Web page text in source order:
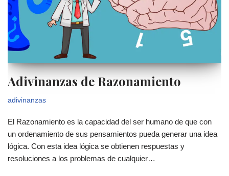
Adivinanzas de Razonamiento
adivinanzas
El Razonamiento es la capacidad del ser humano de que con
un ordenamiento de sus pensamientos pueda generar una idea
lógica. Con esta idea lógica se obtienen respuestas y
resoluciones a los problemas de cualquier…